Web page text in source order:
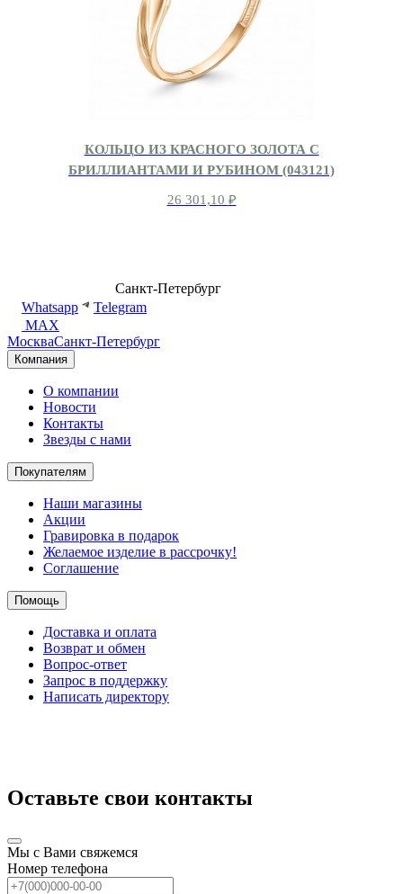
КОЛЬЦО ИЗ КРАСНОГО ЗОЛОТА С
БРИЛЛИАНТАМИ И РУБИНОМ (043121)
26 301,10 ₽
Санкт-Петербург
Whatsapp
Telegram
MAX
МоскваСанкт-Петербург
Компания
О компании
Новости
Контакты
Звезды с нами
Покупателям
Наши магазины
Акции
Гравировка в подарок
Желаемое изделие в рассрочку!
Соглашение
Помощь
Доставка и оплата
Возврат и обмен
Вопрос-ответ
Запрос в поддержку
Написать директору
Оставьте свои контакты
Мы с Вами свяжемся
Номер телефона